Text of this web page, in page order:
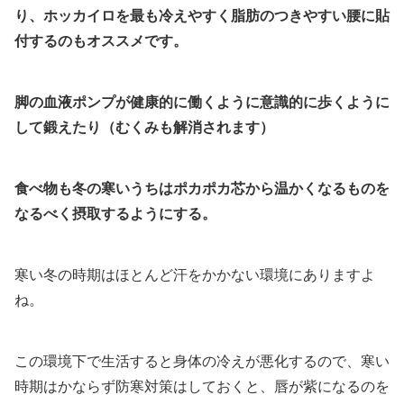
り、ホッカイロを最も冷えやすく脂肪のつきやすい腰に貼
付するのもオススメです。
脚の血液ポンプが健康的に働くように意識的に歩くように
して鍛えたり（むくみも解消されます）
食べ物も冬の寒いうちはポカポカ芯から温かくなるものを
なるべく摂取するようにする。
寒い冬の時期はほとんど汗をかかない環境にありますよ
ね。
この環境下で生活すると身体の冷えが悪化するので、寒い
時期はかならず防寒対策はしておくと、唇が紫になるのを